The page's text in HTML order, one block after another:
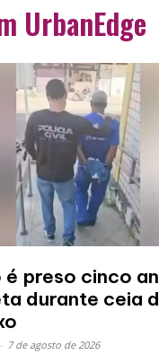
UrbanEdge
preso cinco
durante ceia
7 de agosto de 2026